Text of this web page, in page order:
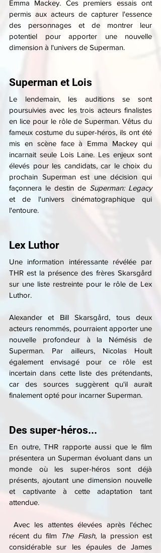
Emma Mackey. Ces premiers essais ont
permis aux acteurs de capturer l'essence
des personnages et de montrer leur
potentiel pour apporter une nouvelle
dimension à l'univers de Superman.
Superman et Lois
Le lendemain, les auditions se sont
poursuivies avec les trois acteurs finalistes
en lice pour le rôle de Superman. Vêtus du
fameux costume du super-héros, ils ont été
mis en scène face à Emma Mackey qui
incarnait seule Lois Lane. Les enjeux sont
élevés pour les candidats, car le choix du
prochain Superman est une décision qui
façonnera le destin de Superman: Legacy
et de l'univers cinématographique qui
l'entoure.
Lex Luthor
Une information intéressante révélée par
THR est la présence des frères Skarsgård
sur une liste restreinte pour le rôle de Lex
Luthor.
Alexander et Bill Skarsgård, tous deux
acteurs renommés, pourraient apporter une
nouvelle profondeur à la Némésis de
Superman. Par ailleurs, Nicolas Hoult
également envisagé pour ce rôle est
incertain dans cette liste des prétendants,
car des sources suggèrent qu'il aurait
finalement opté pour incarner Superman.
Des super-héros...
En outre, THR rapporte aussi que le film
présentera un Superman évoluant dans un
monde où les super-héros sont déjà
présents, ajoutant une dimension nouvelle
et captivante à cette adaptation tant
attendue.
récent du film The Flash, la pression est
considérable sur les épaules de James